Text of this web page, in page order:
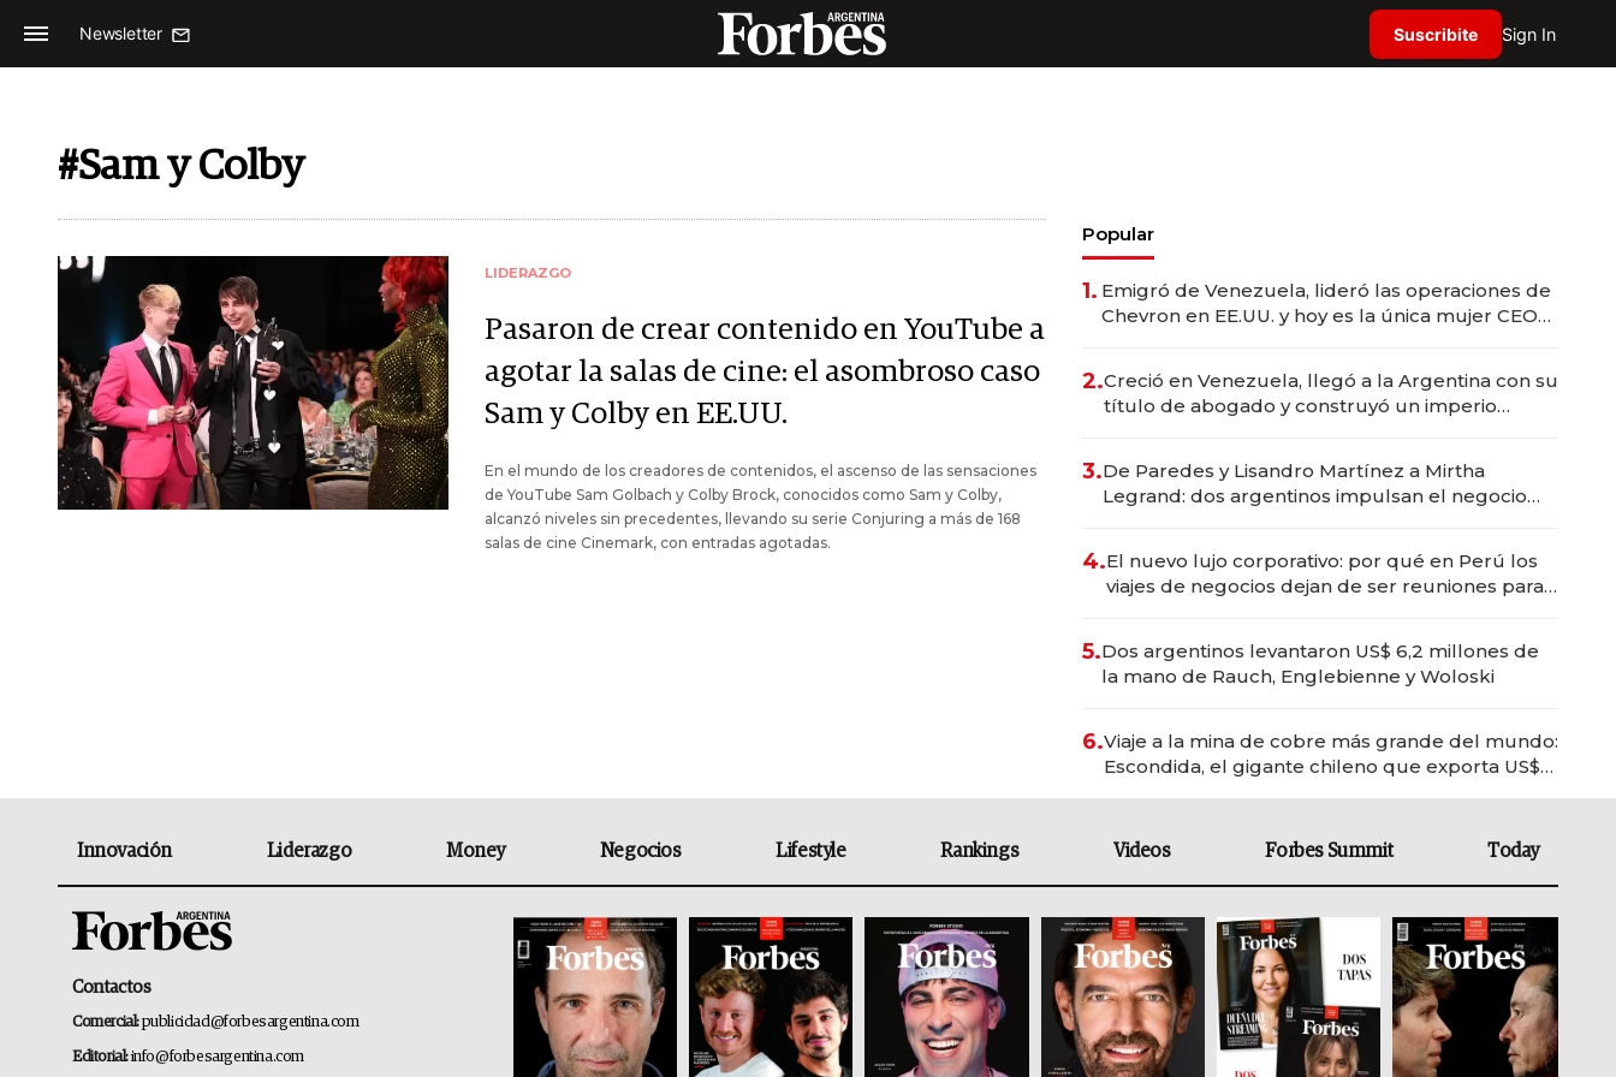
Newsletter Suscribite Sign In
#Sam y Colby
LIDERAZGO
Pasaron de crear contenido en YouTube a
agotar la salas de cine: el asombroso caso
Sam y Colby en EE.UU.
En el mundo de los creadores de contenidos, el ascenso de las sensaciones
de YouTube Sam Golbach y Colby Brock, conocidos como Sam y Colby,
alcanzó niveles sin precedentes, llevando su serie Conjuring a más de 168
salas de cine Cinemark, con entradas agotadas.
Popular
1. Emigró de Venezuela, lideró las operaciones de
Chevron en EE.UU. y hoy es la única mujer CEO
2.Creció en Venezuela, llegó a la Argentina con su
título de abogado y construyó un imperio
3.De Paredes y Lisandro Martínez a Mirtha
Legrand: dos argentinos impulsan el negocio
4.El nuevo lujo corporativo: por qué en Perú los
viajes de negocios dejan de ser reuniones para
5.Dos argentinos levantaron US$ 6,2 millones de
la mano de Rauch, Englebienne y Woloski
6.Viaje a la mina de cobre más grande del mundo:
Escondida, el gigante chileno que exporta US$
Innovación Liderazgo Money Negocios Lifestyle Rankings Videos Forbes Summit Today
Contactos
Comercial:publicidad@forbesargentina.com
Editorial:info@forbesargentina.com